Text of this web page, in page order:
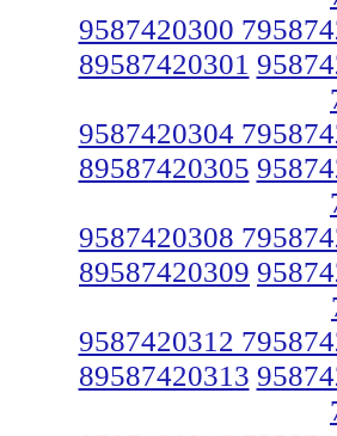
9587420300
89587420301
9587420304
89587420305
9587420308
89587420309
9587420312
89587420313